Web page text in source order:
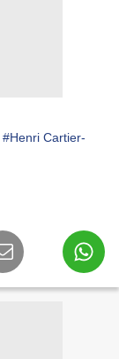
#Henri Cartier-